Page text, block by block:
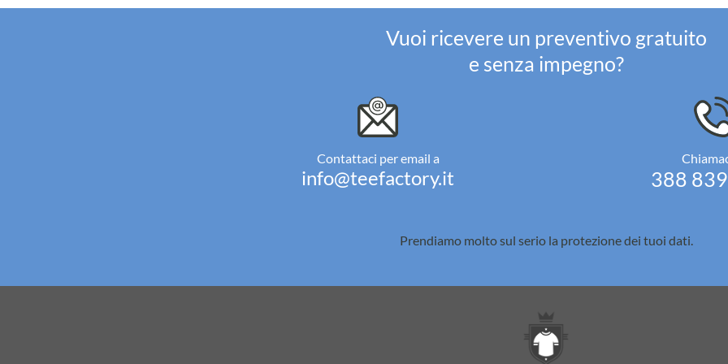
Vuoi ricevere un preventivo gratuito
e senza impegno?
Contattaci per email a
info@teefactory.it 388
Prendiamo molto sul serio la protezione dei tuoi dati.